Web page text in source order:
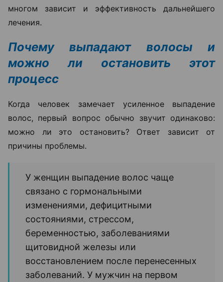
многом зависит и эффективность дальнейшего
лечения.
Почему выпадают волосы и
можно ли остановить этот
процесс
Когда человек замечает усиленное выпадение
волос, первый вопрос обычно звучит одинаково:
можно ли это остановить? Ответ зависит от
причины проблемы.
У женщин выпадение волос чаще
связано с гормональными
изменениями, дефицитными
состояниями, стрессом,
беременностью, заболеваниями
щитовидной железы или
восстановлением после перенесенных
заболеваний. У мужчин на первом